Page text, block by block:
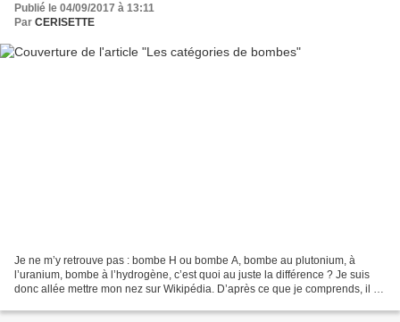
Publié le 04/09/2017 à 13:11
Par CERISETTE
Je ne m’y retrouve pas : bombe H ou bombe A, bombe au plutonium, à
l’uranium, bombe à l’hydrogène, c’est quoi au juste la différence ? Je suis
donc allée mettre mon nez sur Wikipédia. D’après ce que je comprends, il y